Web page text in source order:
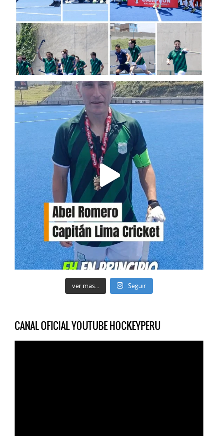
ver mas... Seguir
CANAL OFICIAL YOUTUBE HOCKEYPERU